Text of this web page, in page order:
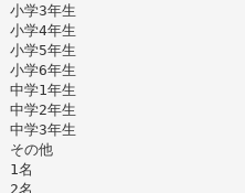
小学3年生
小学4年生
小学5年生
小学6年生
中学1年生
中学2年生
中学3年生
その他
1名
2名